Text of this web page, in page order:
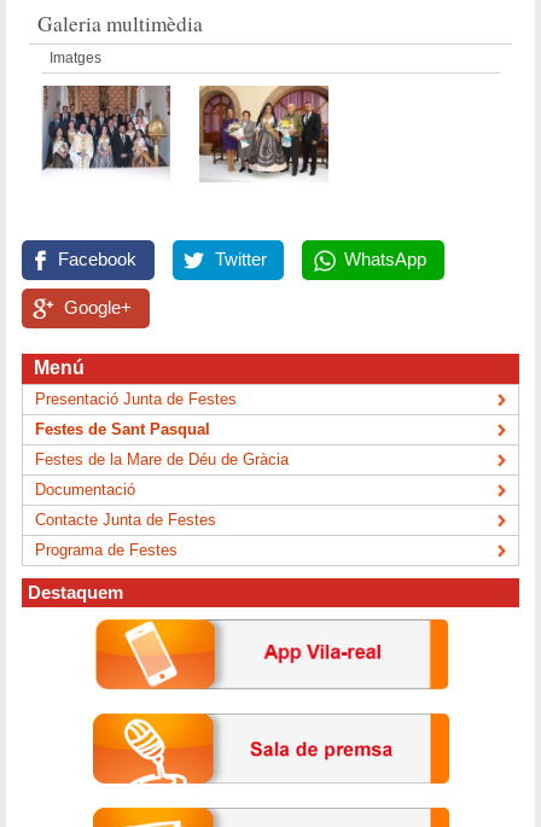
Galeria multimèdia
Imatges
Facebook Twitter WhatsApp
Google+
Menú
Presentació Junta de Festes
Festes de Sant Pasqual
Festes de la Mare de Déu de Gràcia
Documentació
Contacte Junta de Festes
Programa de Festes
Destaquem